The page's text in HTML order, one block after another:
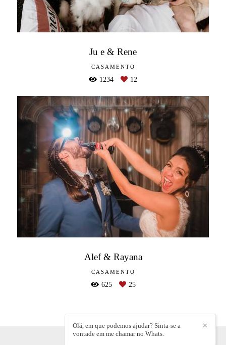
Ju e & Rene
CASAMENTO
1234 12
Alef & Rayana
CASAMENTO
625 25
✕
Olá, em que podemos ajudar? Sinta-se a
vontade em me chamar no Whats.